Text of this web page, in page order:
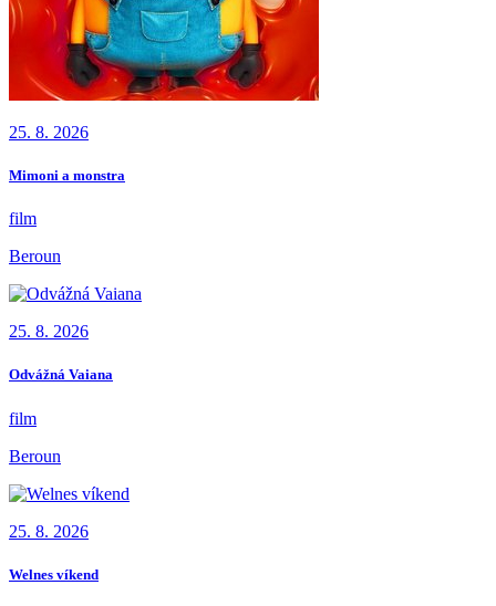
25. 8. 2026
Mimoni a monstra
film
Beroun
25. 8. 2026
Odvážná Vaiana
film
Beroun
25. 8. 2026
Welnes víkend